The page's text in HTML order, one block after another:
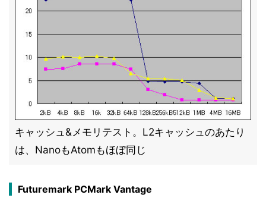
キャッシュ&メモリテスト。L2キャッシュのあたり
は、NanoもAtomもほぼ同じ
Futuremark PCMark Vantage